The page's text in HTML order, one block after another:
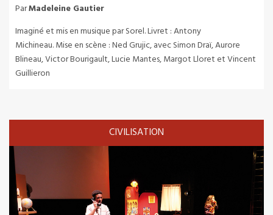
ParMadeleine Gautier
Imaginé et mis en musique par Sorel. Livret : Antony
Michineau. Mise en scène : Ned Grujic, avec Simon Draï, Aurore
Blineau, Victor Bourigault, Lucie Mantes, Margot Lloret et Vincent
Guillieron
CIVILISATION